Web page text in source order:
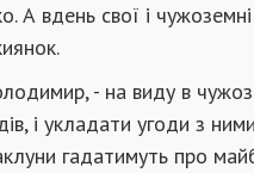
вдень свої і
- на виду в
і укладати угоди з
га­датимуть про